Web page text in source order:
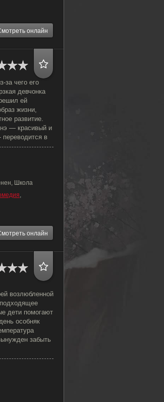
онлайн
за чего его
девчонка
ей
жизни,
развитие.
— красивый и
в
Школа
,
онлайн
возлюбленной
дети помогают
особняк
забыть